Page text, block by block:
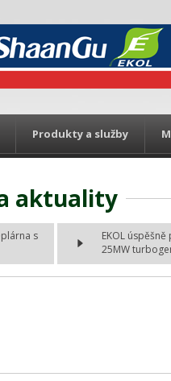
Produkty a služby
aktuality
s
EKOL
25MW